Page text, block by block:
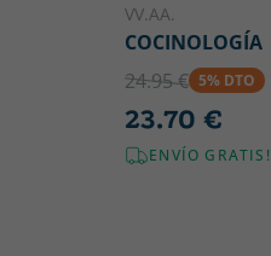
VV.AA.
COCINOLOGÍA
24.95 € 5% DTO
23.70 €
ENVÍO GRATIS!